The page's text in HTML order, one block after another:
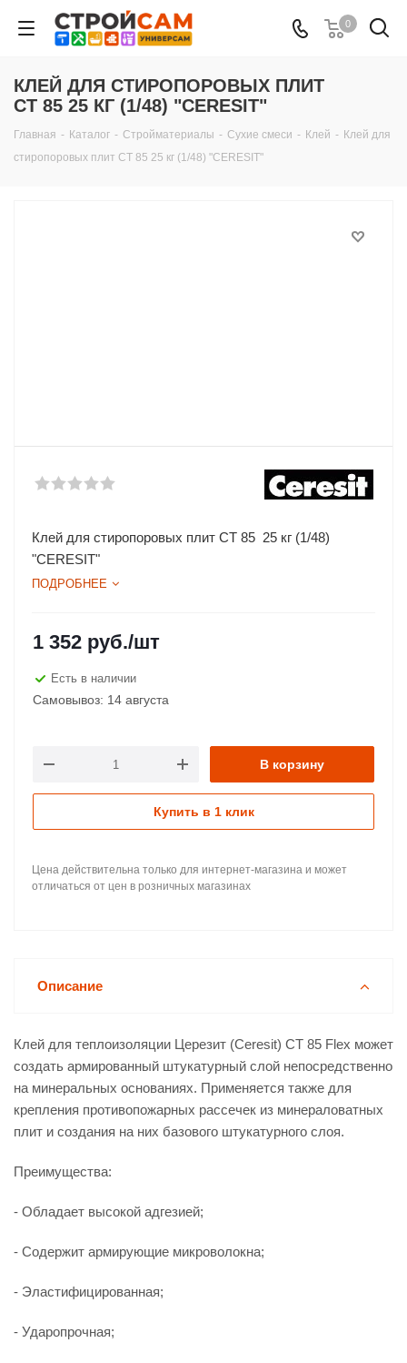
0
КЛЕЙ ДЛЯ СТИРОПОРОВЫХ ПЛИТ
CT 85 25 КГ (1/48) "CERESIT"
Главная - Каталог - Стройматериалы - Сухие смеси - Клей - Клей для
стиропоровых плит CT 85 25 кг (1/48) "CERESIT"
Клей для стиропоровых плит CT 85 25 кг (1/48)
"CERESIT"
ПОДРОБНЕЕ
1 352 руб./шт
Есть в наличии
Самовывоз: 14 августа
В корзину
Купить в 1 клик
Цена действительна только для интернет-магазина и может
отличаться от цен в розничных магазинах
Описание
Клей для теплоизоляции Церезит (Ceresit) CT 85 Flex может
создать армированный штукатурный слой непосредственно
на минеральных основаниях. Применяется также для
крепления противопожарных рассечек из минераловатных
плит и создания на них базового штукатурного слоя.
Преимущества:
- Обладает высокой адгезией;
- Содержит армирующие микроволокна;
- Эластифицированная;
- Ударопрочная;